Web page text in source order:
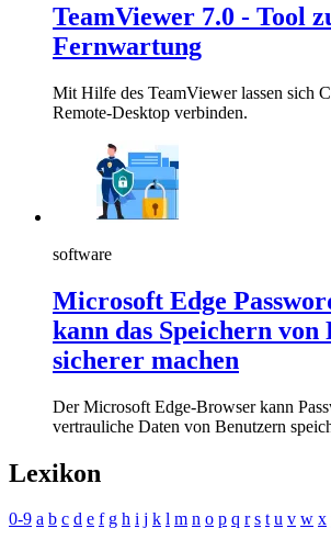
TeamViewer 7.0 - Tool
Fernwartung
Mit Hilfe des TeamViewer lassen sich
Remote-Desktop verbinden.
software
Microsoft Edge
kann das Speichern von
sicherer machen
Der Microsoft Edge-Browser kann
vertrauliche Daten von Benutzern
Lexikon
0-9 a b c d e f g h i j k l m n o p q r s t u v w x